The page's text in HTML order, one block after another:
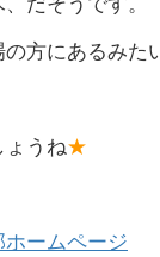
方にあるみた
ょうね★
ームページ